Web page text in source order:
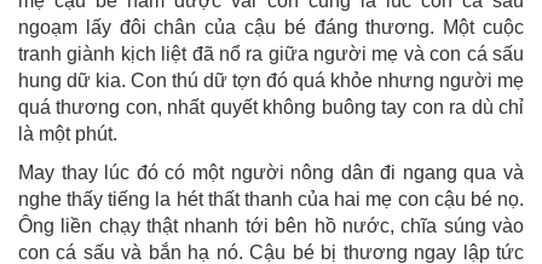
ngoạm lấy đôi chân của cậu bé đáng thương. Một cuộc
tranh giành kịch liệt đã nổ ra giữa người mẹ và con cá sấu
hung dữ kia. Con thú dữ tợn đó quá khỏe nhưng người mẹ
quá thương con, nhất quyết không buông tay con ra dù chỉ
là một phút.
May thay lúc đó có một người nông dân đi ngang qua và
nghe thấy tiếng la hét thất thanh của hai mẹ con cậu bé nọ.
Ông liền chạy thật nhanh tới bên hồ nước, chĩa súng vào
con cá sấu và bắn hạ nó. Cậu bé bị thương ngay lập tức